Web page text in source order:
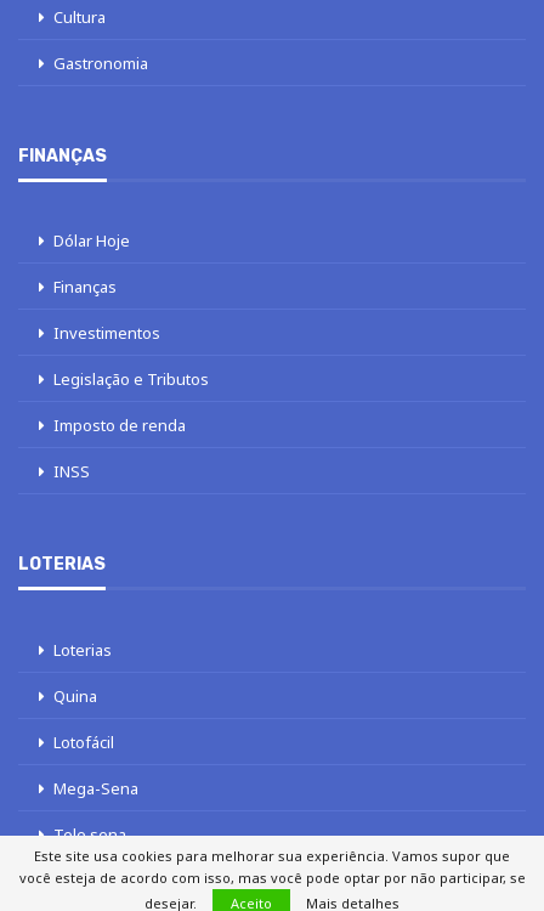
Cultura
Gastronomia
FINANÇAS
Dólar Hoje
Finanças
Investimentos
Legislação e Tributos
Imposto de renda
INSS
LOTERIAS
Loterias
Quina
Lotofácil
Mega-Sena
Tele sena
Este site usa cookies para melhorar sua experiência. Vamos supor que
você esteja de acordo com isso, mas você pode optar por não participar, se
desejar.
Aceito Mais detalhes